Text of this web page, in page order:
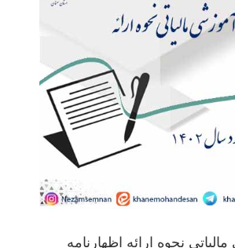
نحوه ارائه اظهارنامه